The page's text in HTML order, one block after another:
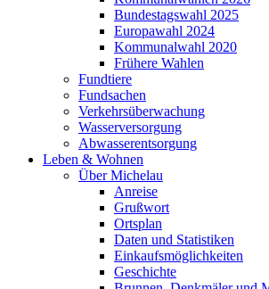
Bundestagswahl 2025
Europawahl 2024
Kommunalwahl 2020
Frühere Wahlen
Fundtiere
Fundsachen
Verkehrsüberwachung
Wasserversorgung
Abwasserentsorgung
Leben & Wohnen
Über Michelau
Anreise
Grußwort
Ortsplan
Daten und Statistiken
Einkaufsmöglichkeiten
Geschichte